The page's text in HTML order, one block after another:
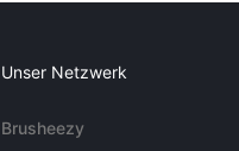
Unser Netzwerk
Brusheezy